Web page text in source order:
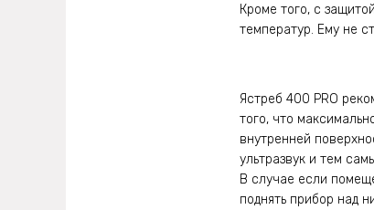
Кроме того, с
температур. Ему не
Ястреб 400 PRO
того, что
внутренней
ультразвук и тем
В случае если
поднять прибор над